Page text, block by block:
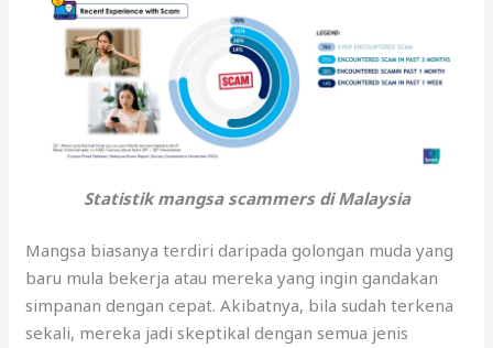
Statistik mangsa scammers di Malaysia
Mangsa biasanya terdiri daripada golongan muda yang
baru mula bekerja atau mereka yang ingin gandakan
simpanan dengan cepat. Akibatnya, bila sudah terkena
sekali, mereka jadi skeptikal dengan semua jenis